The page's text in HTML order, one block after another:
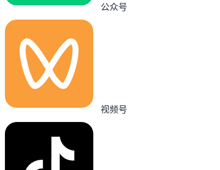
公众号
视频号